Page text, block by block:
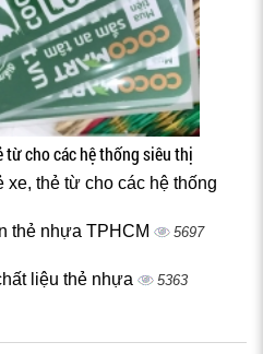
từ cho các hệ thống siêu thị
xe, thẻ từ cho các hệ thống
thẻ nhựa TPHCM 5697
liệu thẻ nhựa 5363